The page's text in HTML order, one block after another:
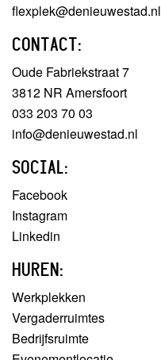
flexplek@denieuwestad.nl
CONTACT:
Oude Fabriekstraat 7
3812 NR Amersfoort
033 203 70 03
info@denieuwestad.nl
SOCIAL:
Facebook
Instagram
Linkedin
HUREN:
Werkplekken
Vergaderruimtes
Bedrijfsruimte